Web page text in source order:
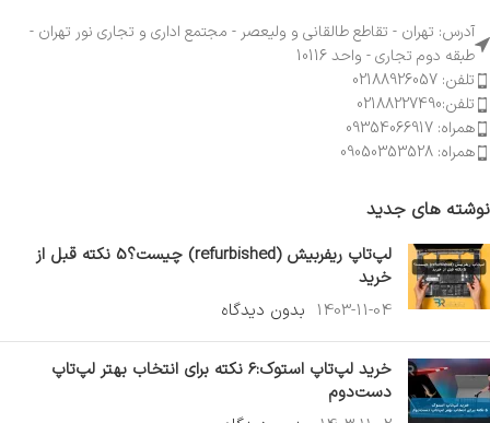
آدرس: تهران - تقاطع طالقانی و ولیعصر - مجتمع اداری و تجاری نور تهران -
طبقه دوم تجاری - واحد 10116
تلفن: 02188926057
تلفن:02188227490
همراه: 09354066917
همراه: 09050353528
نوشته های جدید
لپ‌تاپ ریفربیش (refurbished) چیست؟5 نکته قبل از
خرید
1403-11-04 بدون دیدگاه
خرید لپ‌تاپ استوک:6 نکته برای انتخاب بهتر لپ‌تاپ
دست‌دوم